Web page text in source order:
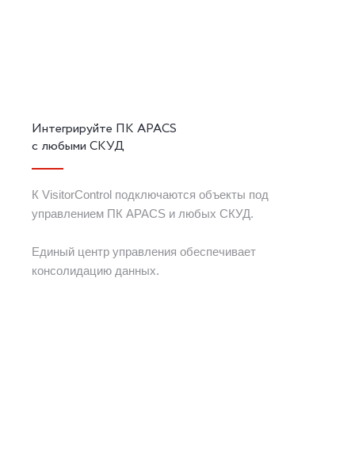
Интегрируйте ПК APACS
с любыми СКУД
К VisitorControl подключаются объекты под
управлением ПК APACS и любых СКУД.
Единый центр управления обеспечивает
консолидацию данных.